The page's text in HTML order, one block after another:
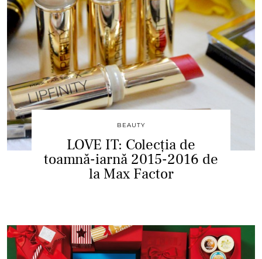
BEAUTY
LOVE IT: Colecția de
toamnă-iarnă 2015-2016 de
la Max Factor